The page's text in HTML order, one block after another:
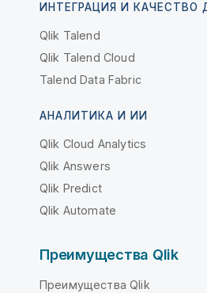
ИНТЕГРАЦИЯ И КАЧЕСТВО
Qlik Talend
Qlik Talend Cloud
Talend Data Fabric
АНАЛИТИКА И ИИ
Qlik Cloud Analytics
Qlik Answers
Qlik Predict
Qlik Automate
Преимущества Qlik
Преимущества Qlik